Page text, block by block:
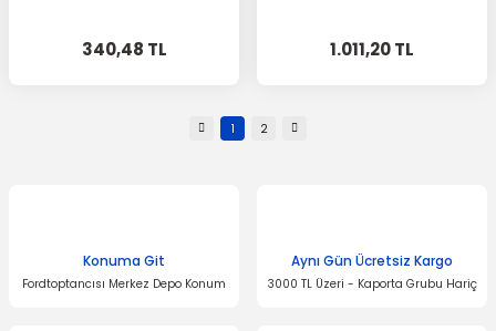
340,48 TL 1.011,20 TL
1 2
Konuma Git
Fordtoptancısı Merkez Depo Konum
Aynı Gün Ücretsiz Kargo
3000 TL Üzeri - Kaporta Grubu Hariç